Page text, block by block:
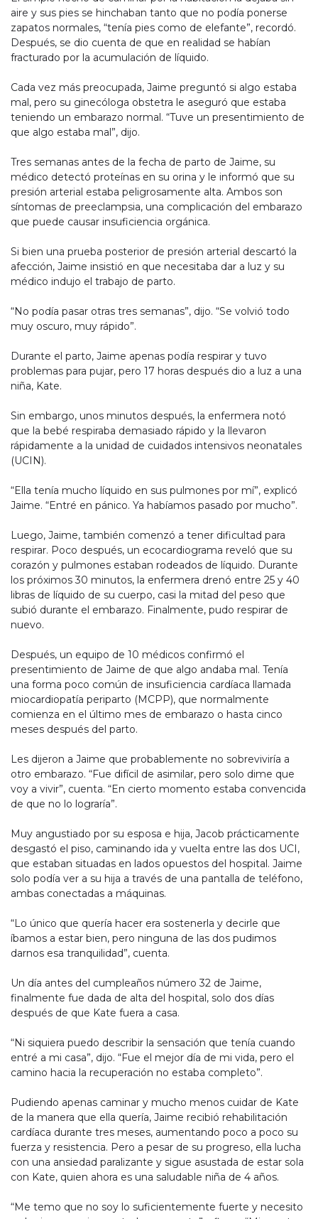
aire y sus pies se hinchaban tanto que no podía ponerse
zapatos normales, “tenía pies como de elefante”, recordó.
Después, se dio cuenta de que en realidad se habían
fracturado por la acumulación de líquido.
Cada vez más preocupada, Jaime preguntó si algo estaba
mal, pero su ginecóloga obstetra le aseguró que estaba
teniendo un embarazo normal. “Tuve un presentimiento de
que algo estaba mal”, dijo.
Tres semanas antes de la fecha de parto de Jaime, su
médico detectó proteínas en su orina y le informó que su
presión arterial estaba peligrosamente alta. Ambos son
síntomas de preeclampsia, una complicación del embarazo
que puede causar insuficiencia orgánica.
Si bien una prueba posterior de presión arterial descartó la
afección, Jaime insistió en que necesitaba dar a luz y su
médico indujo el trabajo de parto.
“No podía pasar otras tres semanas”, dijo. “Se volvió todo
muy oscuro, muy rápido”.
Durante el parto, Jaime apenas podía respirar y tuvo
problemas para pujar, pero 17 horas después dio a luz a una
niña, Kate.
Sin embargo, unos minutos después, la enfermera notó
que la bebé respiraba demasiado rápido y la llevaron
rápidamente a la unidad de cuidados intensivos neonatales
(UCIN).
“Ella tenía mucho líquido en sus pulmones por mí”, explicó
Jaime. “Entré en pánico. Ya habíamos pasado por mucho”.
Luego, Jaime, también comenzó a tener dificultad para
respirar. Poco después, un ecocardiograma reveló que su
corazón y pulmones estaban rodeados de líquido. Durante
los próximos 30 minutos, la enfermera drenó entre 25 y 40
libras de líquido de su cuerpo, casi la mitad del peso que
subió durante el embarazo. Finalmente, pudo respirar de
nuevo.
Después, un equipo de 10 médicos confirmó el
presentimiento de Jaime de que algo andaba mal. Tenía
una forma poco común de insuficiencia cardíaca llamada
miocardiopatía periparto (MCPP), que normalmente
comienza en el último mes de embarazo o hasta cinco
meses después del parto.
Les dijeron a Jaime que probablemente no sobreviviría a
otro embarazo. “Fue difícil de asimilar, pero solo dime que
voy a vivir”, cuenta. “En cierto momento estaba convencida
de que no lo lograría”.
Muy angustiado por su esposa e hija, Jacob prácticamente
desgastó el piso, caminando ida y vuelta entre las dos UCI,
que estaban situadas en lados opuestos del hospital. Jaime
solo podía ver a su hija a través de una pantalla de teléfono,
ambas conectadas a máquinas.
“Lo único que quería hacer era sostenerla y decirle que
íbamos a estar bien, pero ninguna de las dos pudimos
darnos esa tranquilidad”, cuenta.
Un día antes del cumpleaños número 32 de Jaime,
finalmente fue dada de alta del hospital, solo dos días
después de que Kate fuera a casa.
“Ni siquiera puedo describir la sensación que tenía cuando
entré a mi casa”, dijo. “Fue el mejor día de mi vida, pero el
camino hacia la recuperación no estaba completo”.
Pudiendo apenas caminar y mucho menos cuidar de Kate
de la manera que ella quería, Jaime recibió rehabilitación
cardíaca durante tres meses, aumentando poco a poco su
fuerza y resistencia. Pero a pesar de su progreso, ella lucha
con una ansiedad paralizante y sigue asustada de estar sola
con Kate, quien ahora es una saludable niña de 4 años.
“Me temo que no soy lo suficientemente fuerte y necesito